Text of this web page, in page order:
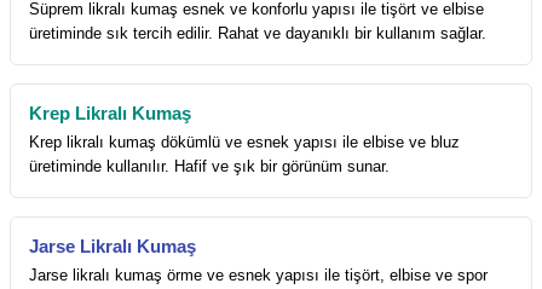
Süprem likralı kumaş esnek ve konforlu yapısı ile tişört ve elbise
üretiminde sık tercih edilir. Rahat ve dayanıklı bir kullanım sağlar.
Krep Likralı Kumaş
Krep likralı kumaş dökümlü ve esnek yapısı ile elbise ve bluz
üretiminde kullanılır. Hafif ve şık bir görünüm sunar.
Jarse Likralı Kumaş
Jarse likralı kumaş örme ve esnek yapısı ile tişört, elbise ve spor